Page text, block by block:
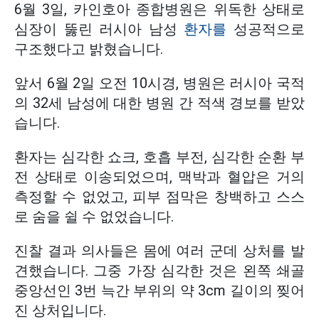
6월 3일, 카인호아 종합병원은 위독한 상태로
심장이 뚫린 러시아 남성 환자를 성공적으로
구조했다고 밝혔습니다.
앞서 6월 2일 오전 10시경, 병원은 러시아 국적
의 32세 남성에 대한 병원 간 적색 경보를 받았
습니다.
환자는 심각한 쇼크, 호흡 부전, 심각한 순환 부
전 상태로 이송되었으며, 맥박과 혈압은 거의
측정할 수 없었고, 피부 점막은 창백하고 스스
로 숨을 쉴 수 없었습니다.
진찰 결과 의사들은 몸에 여러 군데 상처를 발
견했습니다. 그중 가장 심각한 것은 왼쪽 쇄골
중앙선인 3번 늑간 부위의 약 3cm 길이의 찢어
진 상처입니다.